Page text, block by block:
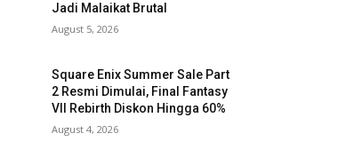
Jadi Malaikat Brutal
August 5, 2026
Square Enix Summer Sale Part
2 Resmi Dimulai, Final Fantasy
VII Rebirth Diskon Hingga 60%
August 4, 2026